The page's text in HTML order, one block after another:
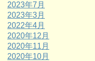
2023年7月
2023年3月
2022年4月
2020年12月
2020年11月
2020年10月